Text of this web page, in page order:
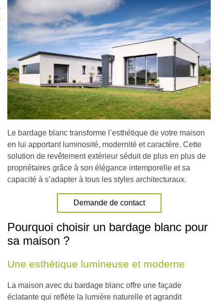
à NESTOR
Le bardage blanc transforme l’esthétique de votre maison
en lui apportant luminosité, modernité et caractère. Cette
solution de revêtement extérieur séduit de plus en plus de
propriétaires grâce à son élégance intemporelle et sa
capacité à s’adapter à tous les styles architecturaux.
Demande de contact
Pourquoi choisir un bardage blanc pour
sa maison ?
Une esthétique lumineuse et moderne
La maison avec du bardage blanc offre une façade
éclatante qui reflète la lumière naturelle et agrandit